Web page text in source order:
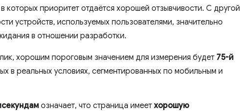
приоритет отдаётся хорошей отзывчивости. С другой
устройств, используемых пользователями, значительно
в отношении разработки.
хорошим пороговым значением для измерения будет 75-й
в реальных условиях, сегментированных по мобильным и
означает, что страница имеет хорошую